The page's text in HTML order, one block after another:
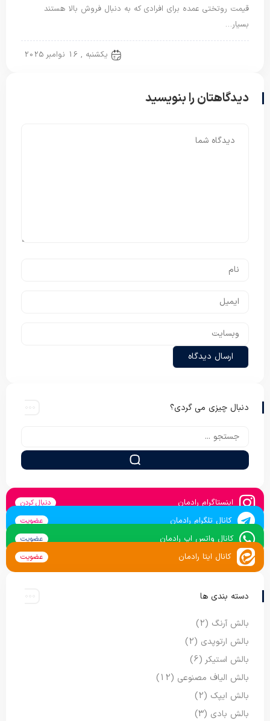
قیمت روتختی عمده برای افرادی که به دنبال فروش بالا هستند
بسیار…
یکشنبه , 16 نوامبر 2025
دیدگاهتان را بنویسید
دنبال چیزی می گردی؟
اینستاگرام رادمان دنبال کردن
کانال تلگرام رادمان عضویت
کانال واتس اپ رادمان عضویت
کانال ایتا رادمان عضویت
دسته بندی ها
بالش آرنگ (2)
بالش ارتوپدی (2)
بالش استیکر (6)
بالش الیاف مصنوعی (12)
بالش ایپک (2)
بالش بادی (3)